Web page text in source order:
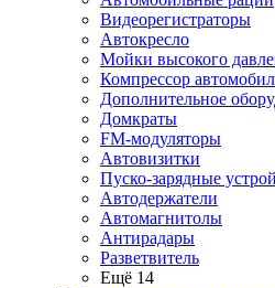
Видеорегистраторы
Автокресло
Мойки высокого
Компрессор
Дополнительное
Домкраты
FM-модуляторы
Автовизитки
Пуско-зарядные
Автодержатели
Автомагнитолы
Антирадары
Разветвитель
Ещё 14